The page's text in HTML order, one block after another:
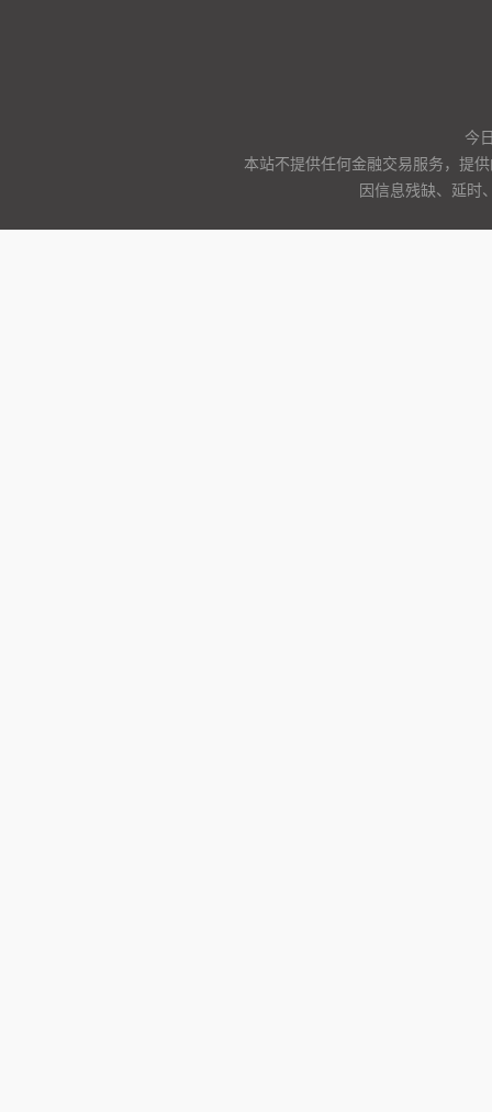
今
本站不提供任何金融交易服务，提
因信息残缺、延时